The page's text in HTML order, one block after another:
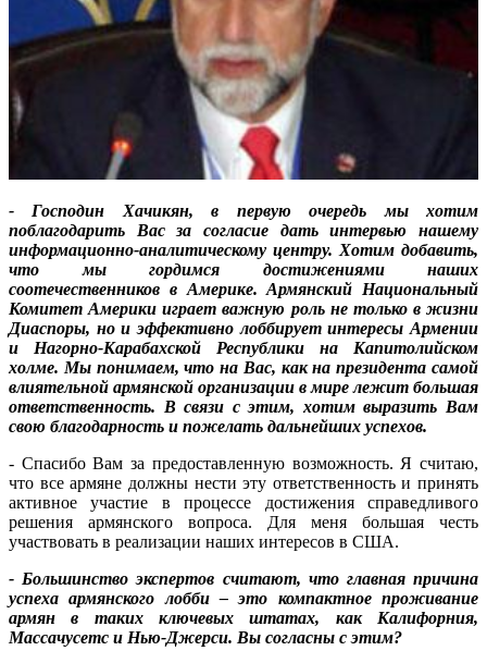
- Господин Хачикян, в первую очередь мы хотим
поблагодарить Вас за согласие дать интервью нашему
информационно-аналитическому центру. Хотим добавить,
что мы гордимся достижениями наших
соотечественников в Америке. Армянский Национальный
Комитет Америки играет важную роль не только в жизни
Диаспоры, но и эффективно лоббирует интересы Армении
и Нагорно-Карабахской Республики на Капитолийском
холме. Мы понимаем, что на Вас, как на президента самой
влиятельной армянской организации в мире лежит большая
ответственность. В связи с этим, хотим выразить Вам
свою благодарность и пожелать дальнейших успехов.
- Спасибо Вам за предоставленную возможность. Я считаю,
что все армяне должны нести эту ответственность и принять
активное участие в процессе достижения справедливого
решения армянского вопроса. Для меня большая честь
участвовать в реализации наших интересов в США.
- Большинство экспертов считают, что главная причина
успеха армянского лобби – это компактное проживание
армян в таких ключевых штатах, как Калифорния,
Массачусетс и Нью-Джерси. Вы согласны с этим?